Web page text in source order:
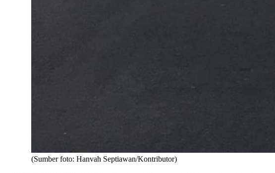
(Sumber foto: Hanvah Septiawan/Kontributor)